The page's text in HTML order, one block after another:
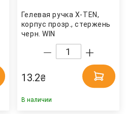
Гелевая ручка X-TEN,
корпус прозр., стержень
черн. WIN
13.2₴
В наличии